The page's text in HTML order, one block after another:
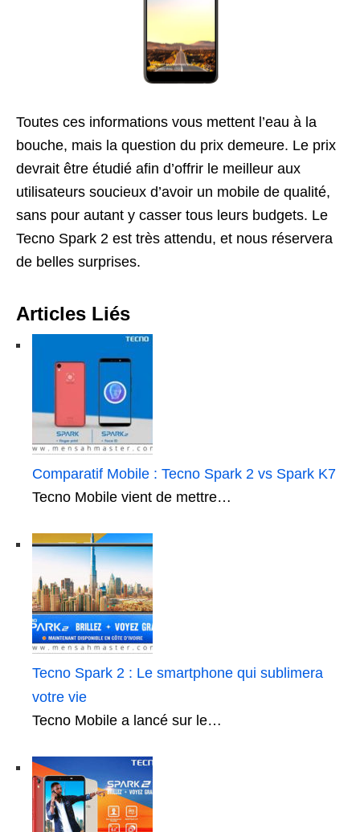
Toutes ces informations vous mettent l’eau à la
bouche, mais la question du prix demeure. Le prix
devrait être étudié afin d’offrir le meilleur aux
utilisateurs soucieux d’avoir un mobile de qualité,
sans pour autant y casser tous leurs budgets. Le
Tecno Spark 2 est très attendu, et nous réservera
de belles surprises.
Articles Liés
Comparatif Mobile : Tecno Spark 2 vs Spark K7
Tecno Mobile vient de mettre…
Tecno Spark 2 : Le smartphone qui sublimera
votre vie
Tecno Mobile a lancé sur le…